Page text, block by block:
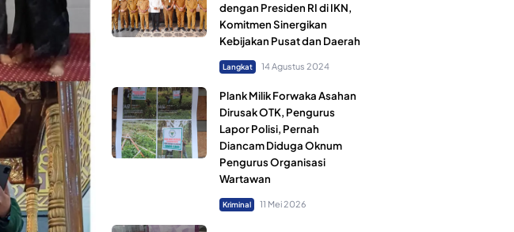
dengan Presiden RI di IKN,
Komitmen Sinergikan
Kebijakan Pusat dan Daerah
Langkat 14 Agustus 2024
Plank Milik Forwaka Asahan
Dirusak OTK, Pengurus
Lapor Polisi, Pernah
Diancam Diduga Oknum
Pengurus Organisasi
Wartawan
Kriminal 11 Mei 2026